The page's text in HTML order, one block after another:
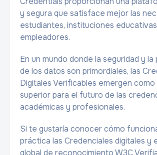
y segura que satisface mejor las
estudiantes, instituciones
empleadores.
En un mundo donde la seguridad y la
de los datos son primordiales, las
Digitales Verificables emergen como
superior para el futuro de las
académicas y profesionales.
Si te gustaría conocer cómo
práctica las Credenciales digitales y
global de reconocimiento W3C